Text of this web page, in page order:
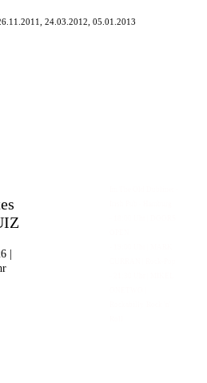
24.03.2012, 05.01.2013
|